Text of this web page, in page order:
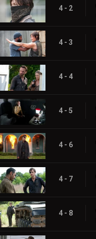
4 - 2
4 - 3
4 - 4
4 - 5
4 - 6
4 - 7
4 - 8